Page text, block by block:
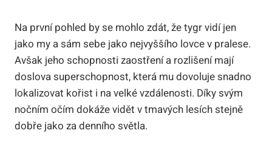
Na první pohled by se mohlo zdát, že tygr vidí jen
jako my a sám sebe jako nejvyššího lovce v pralese.
Avšak jeho schopnosti zaostření a rozlišení mají
doslova superschopnost, která mu dovoluje snadno
lokalizovat kořist i na velké vzdálenosti. Díky svým
nočním očím dokáže vidět v tmavých lesích stejně
dobře jako za denního světla.